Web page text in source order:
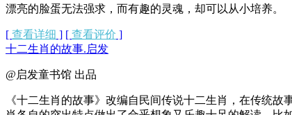
漂亮的脸蛋无法强求，而有趣的灵魂，却可以从小培养。
[ 查看详细 ] [ 查看评价 ]
十二生肖的故事.启发
@启发童书馆 出品
《十二生肖的故事》改编自民间传说十二生肖，在传统